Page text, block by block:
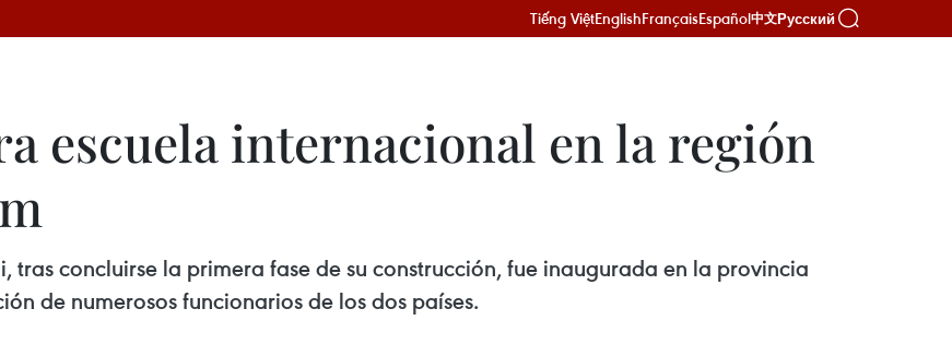
Tiếng ViệtEnglishFrançaisEspañol中文Русский
escuela internacional en la región
tras concluirse la primera fase de su construcción, fue inaugurada en la provincia
de numerosos funcionarios de los dos países.